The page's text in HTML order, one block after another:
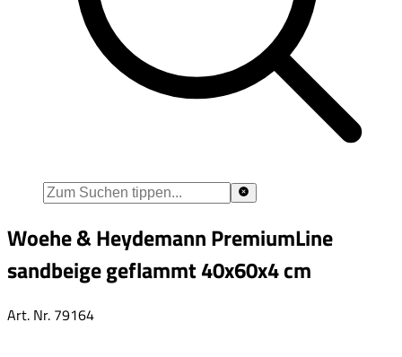
Woehe & Heydemann PremiumLine
sandbeige geflammt 40x60x4 cm
Art. Nr. 79164